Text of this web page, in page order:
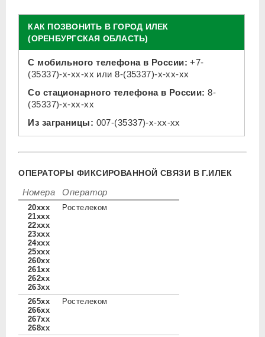
КАК ПОЗВОНИТЬ В ГОРОД ИЛЕК
(ОРЕНБУРГСКАЯ ОБЛАСТЬ)
С мобильного телефона в России: +7-
(35337)-x-xx-xx или8-(35337)-x-xx-xx
Со стационарного телефона в России: 8-
(35337)-x-xx-xx
Из заграницы: 007-(35337)-x-xx-xx
ОПЕРАТОРЫ ФИКСИРОВАННОЙ СВЯЗИ В Г.ИЛЕК
Номера Оператор
20xxx
21xxx
22xxx
23xxx
24xxx
25xxx
260xx
261xx
262xx
263xx
Ростелеком
265xx
266xx
267xx
268xx
Ростелеком